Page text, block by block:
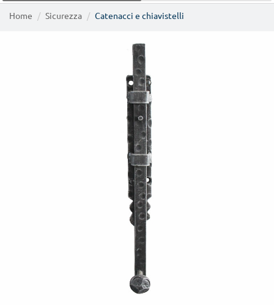
Home Sicurezza Catenacci e chiavistelli